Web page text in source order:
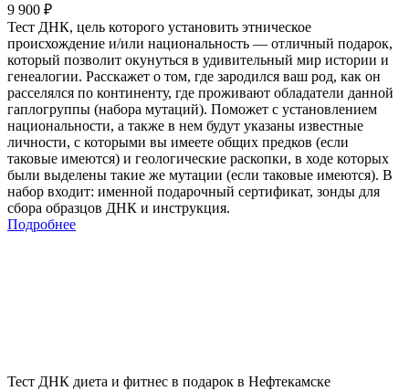
9 900 ₽
Тест ДНК, цель которого установить этническое
происхождение и/или национальность — отличный подарок,
который позволит окунуться в удивительный мир истории и
генеалогии. Расскажет о том, где зародился ваш род, как он
расселялся по континенту, где проживают обладатели данной
гаплогруппы (набора мутаций). Поможет с установлением
национальности, а также в нем будут указаны известные
личности, с которыми вы имеете общих предков (если
таковые имеются) и геологические раскопки, в ходе которых
были выделены такие же мутации (если таковые имеются). В
набор входит: именной подарочный сертификат, зонды для
сбора образцов ДНК и инструкция.
Подробнее
Тест ДНК диета и фитнес в подарок в Нефтекамске